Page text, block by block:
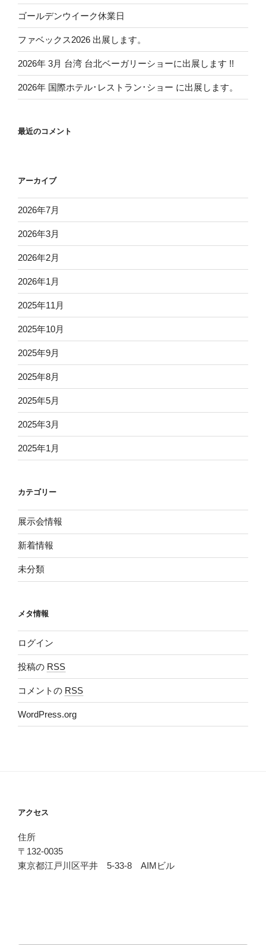
ゴールデンウイーク休業日
ファベックス2026 出展します。
2026年 3月 台湾 台北ベーガリーショーに出展します !!
2026年 国際ホテル･レストラン･ショー に出展します。
最近のコメント
アーカイブ
2026年7月
2026年3月
2026年2月
2026年1月
2025年11月
2025年10月
2025年9月
2025年8月
2025年5月
2025年3月
2025年1月
カテゴリー
展示会情報
新着情報
未分類
メタ情報
ログイン
投稿の RSS
コメントの RSS
WordPress.org
アクセス
住所
〒132-0035
東京都江戸川区平井 5-33-8 AIMビル